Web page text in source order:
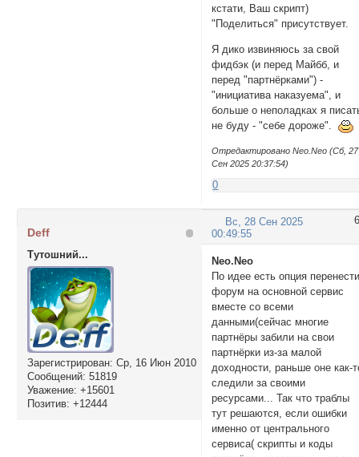
кстати, Ваш скрипт)
"Поделиться" присутствует.
Я дико извиняюсь за свой
фидбэк (и перед Майбб, и
перед "партнёрками") -
"инициатива наказуема", и
больше о неполадках я
не буду - "себе дороже".
Отредактировано Neo.Neo (Сб, 27
Сен 2025 20:37:54)
0
6
Вс, 28 Сен 2025
00:49:55
Deff
Тутошний...
Зарегистрирован: Ср, 16 Июн 2010
Сообщений: 51819
Уважение: +15601
Позитив: +12444
Neo.Neo
По идее есть опция
форум на основной сервис
вместе со всеми
данными(сейчас многие
партнёры забили на свои
партнёрки из-за малой
доходности, раньше оне как-
следили за своими
ресурсами... Так что траблы
тут решаются, если ошибки
именно от центрального
сервиса( скрипты и коды